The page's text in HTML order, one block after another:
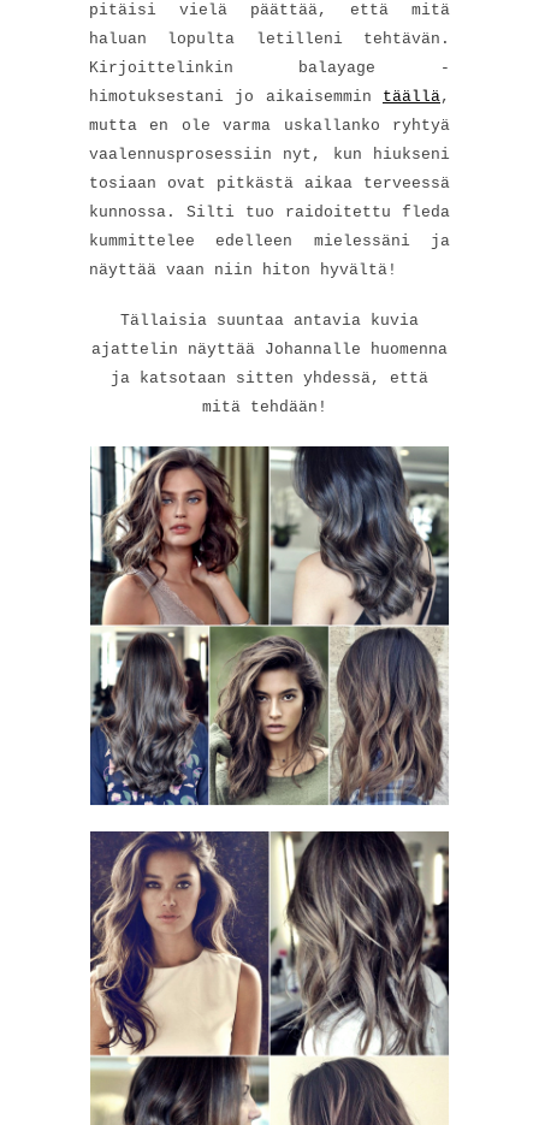
pitäisi vielä päättää, että mitä
haluan lopulta letilleni tehtävän.
Kirjoittelinkin balayage -
himotuksestani jo aikaisemmin täällä,
mutta en ole varma uskallanko ryhtyä
vaalennusprosessiin nyt, kun hiukseni
tosiaan ovat pitkästä aikaa terveessä
kunnossa. Silti tuo raidoitettu fleda
kummittelee edelleen mielessäni ja
näyttää vaan niin hiton hyvältä!
Tällaisia suuntaa antavia kuvia
ajattelin näyttää Johannalle huomenna
ja katsotaan sitten yhdessä, että
mitä tehdään!